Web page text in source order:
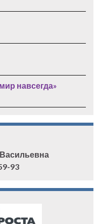
навсегда»
93